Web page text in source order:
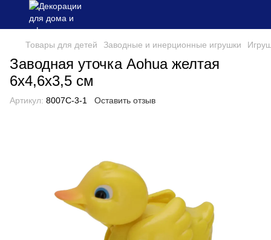
Товары для детей Заводные и инерционные игрушки
Заводная уточка Aohua желтая
6x4,6x3,5 см
Артикул: 8007C-3-1 Оставить отзыв